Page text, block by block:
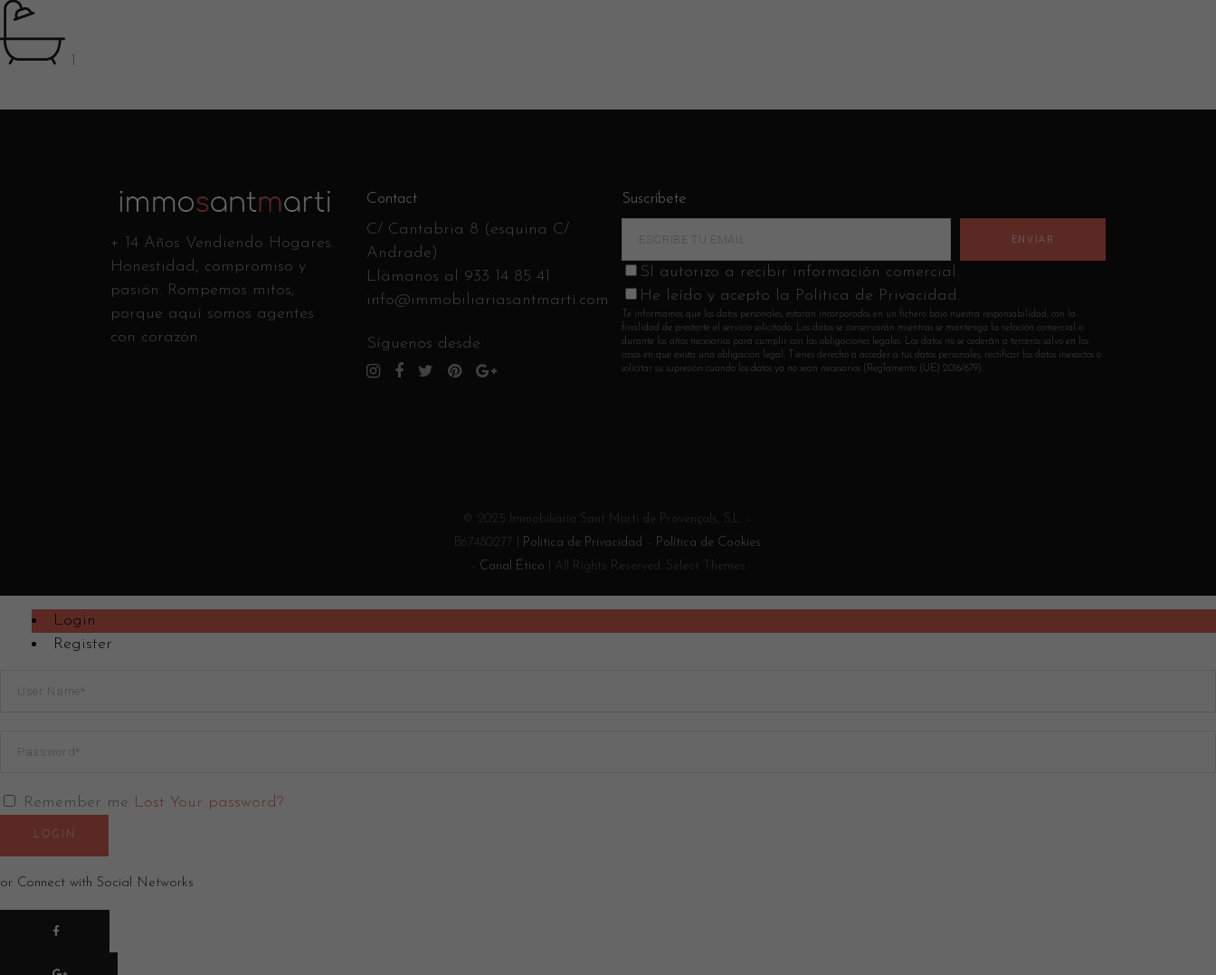
1
+ 14 Años Vendiendo Hogares.
Honestidad, compromiso y
pasión. Rompemos mitos,
porque aquí somos agentes
con corazón.
Contact
C/ Cantabria 8 (esquina C/
Andrade)
Llámanos al 933 14 85 41
info@immobiliariasantmarti.com
Síguenos desde:
Suscríbete
SI autorizo a recibir información comercial.
He leído y acepto la Política de Privacidad.
Te informamos que los datos personales, estarán incorporados en un fichero bajo nuestra responsabilidad, con la
finalidad de prestarte el servicio solicitado. Los datos se conservarán mientras se mantenga la relación comercial o
durante los años necesarios para cumplir con las obligaciones legales. Los datos no se cederán a terceros salvo en los
casos en que exista una obligación legal. Tienes derecho a acceder a tus datos personales, rectificar los datos inexactos o
solicitar su supresión cuando los datos ya no sean necesarios (Reglamento (UE) 2016/679).
© 2025 Immobiliària Sant Martí de Provençals, S.L. –
B67480277 | Política de Privacidad
Política de Cookies
Canal Ético | All Rights Reserved. Select Themes
Login
Register
Remember me Lost Your password?
LOGIN
or Connect with Social Networks